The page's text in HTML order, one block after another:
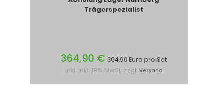
Trägerspezialist
364,90 € 364,90 Euro pro Set
inkl. inkl. 19% MwSt. zzgl. Versand